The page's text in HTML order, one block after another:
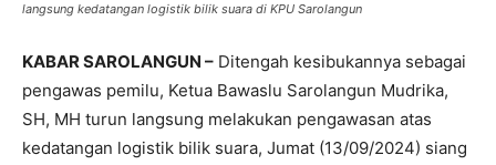
langsung kedatangan logistik bilik suara di KPU Sarolangun
KABAR SAROLANGUN – Ditengah kesibukannya sebagai
pengawas pemilu, Ketua Bawaslu Sarolangun Mudrika,
SH, MH turun langsung melakukan pengawasan atas
kedatangan logistik bilik suara, Jumat (13/09/2024) siang